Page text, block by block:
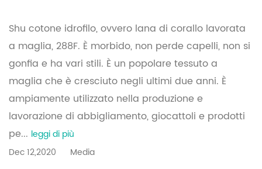
Shu cotone idrofilo, ovvero lana di corallo lavorata
a maglia, 288F. È morbido, non perde capelli, non si
gonfia e ha vari stili. È un popolare tessuto a
maglia che è cresciuto negli ultimi due anni. È
ampiamente utilizzato nella produzione e
lavorazione di abbigliamento, giocattoli e prodotti
pe... leggi di più
Dec 12,2020
Media